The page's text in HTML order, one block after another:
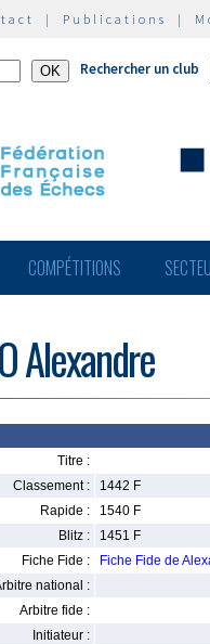
| Publications |
Rechercher un club
COMPÉTITIONS
Alexandre
Titre :
Classement :
1442 F
Rapide :
1540 F
Blitz :
1451 F
Fiche Fide :
Fiche Fide de
national :
Arbitre fide :
Initiateur :